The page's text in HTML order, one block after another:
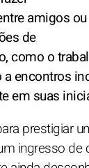
amigos ou
de
como o
a encontros
em suas
prestigiar
ingresso de